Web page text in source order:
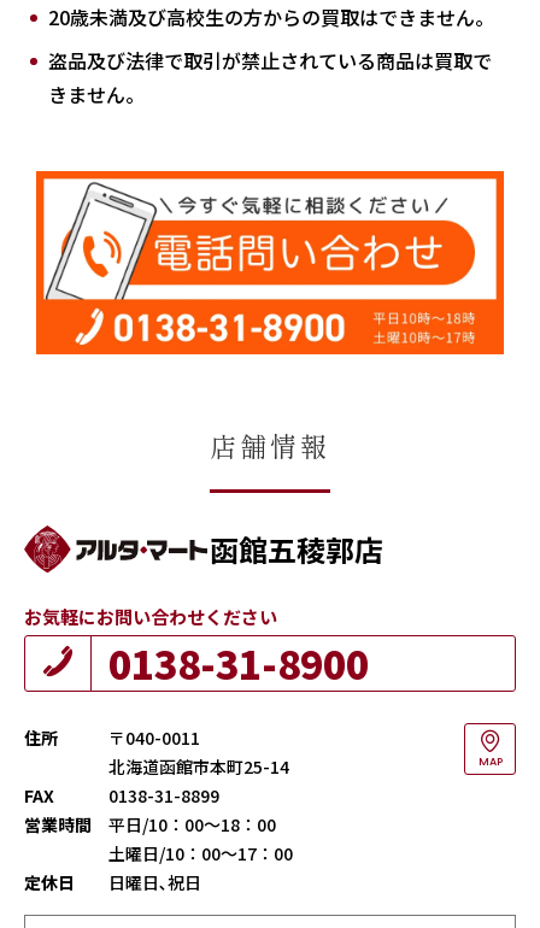
20歳未満及び高校生の方からの買取はできません。
盗品及び法律で取引が禁止されている商品は買取で
きません。
店舗情報
函館五稜郭店
お気軽にお問い合わせください
0138-31-8900
住所
〒040-0011
北海道函館市本町25-14
MAP
FAX
0138-31-8899
営業時間
平日/10：00～18：00
土曜日/10：00～17：00
定休日
日曜日､祝日